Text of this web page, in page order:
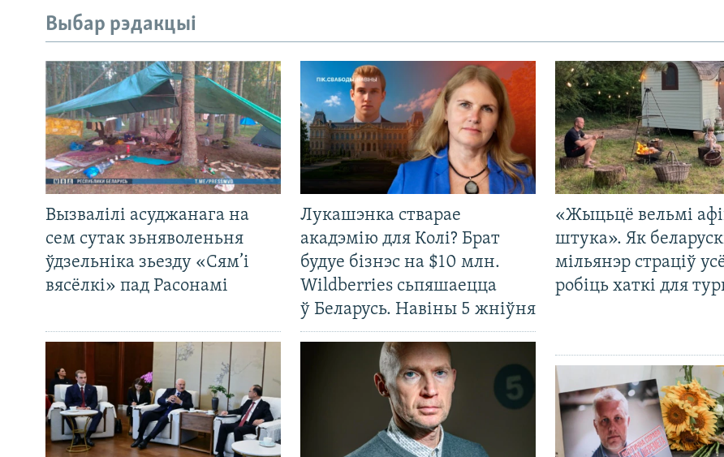
Выбар рэдакцыі
Вызвалілі асуджанага на
сем сутак зьняволеньня
ўдзельніка зьезду «Сям’і
вясёлкі» пад Расонамі
Лукашэнка стварае
акадэмію для Колі? Брат
будуе бізнэс на $10 млн.
Wildberries сьпяшаецца
ў Беларусь. Навіны 5 жніўня
«Жыцьцё вельмі
штука». Як
мільянэр страціў
робіць хаткі для